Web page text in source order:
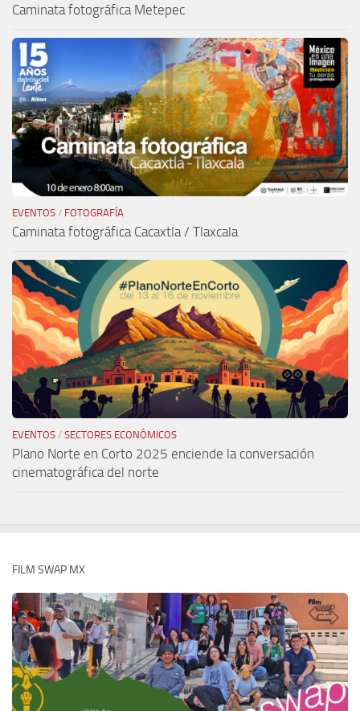
Caminata fotográfica Metepec
EVENTOS / FOTOGRAFÍA
Caminata fotográfica Cacaxtla / Tlaxcala
EVENTOS / SECTORES ECONÓMICOS
Plano Norte en Corto 2025 enciende la conversación
cinematográfica del norte
FILM SWAP MX